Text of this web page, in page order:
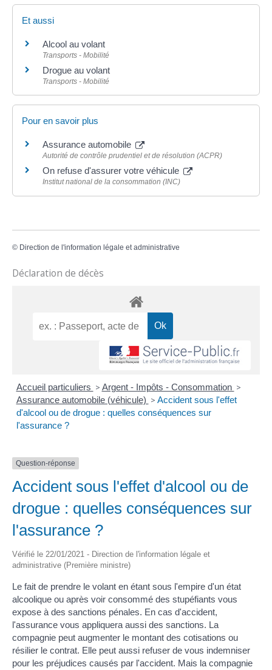
Et aussi
Alcool au volant
Transports - Mobilité
Drogue au volant
Transports - Mobilité
Pour en savoir plus
Assurance automobile
Autorité de contrôle prudentiel et de résolution (ACPR)
On refuse d'assurer votre véhicule
Institut national de la consommation (INC)
© Direction de l'information légale et administrative
Déclaration de décès
Accueil particuliers > Argent - Impôts - Consommation >
Assurance automobile (véhicule) > Accident sous l'effet
d'alcool ou de drogue : quelles conséquences sur
l'assurance ?
Question-réponse
Accident sous l'effet d'alcool ou de
drogue : quelles conséquences sur
l'assurance ?
Vérifié le 22/01/2021 - Direction de l'information légale et
administrative (Première ministre)
Le fait de prendre le volant en étant sous l'empire d'un état
alcoolique ou après voir consommé des stupéfiants vous
expose à des sanctions pénales. En cas d'accident,
l'assurance vous appliquera aussi des sanctions. La
compagnie peut augmenter le montant des cotisations ou
résilier le contrat. Elle peut aussi refuser de vous indemniser
pour les préjudices causés par l'accident. Mais la compagnie